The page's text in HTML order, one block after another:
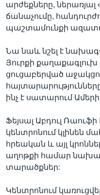
Լեզուներ
արժեքները, ներառյալ
ճանաչումը,
պաշտամունքի
Նա նաև նշել է
Յուրքի քաղաքագլուխ
ցուցաբերված
ինչ է սատարում
Ֆեյսալ Աբդուլ
կենտրոնում կլինեն
հրեական և այլ
աղոթքի համար
տարածքներ:
Կենտրոնում